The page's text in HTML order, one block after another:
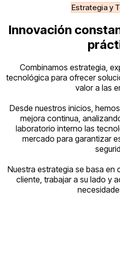
Estrategia y
Innovación
Combinamos estrategia,
tecnológica para ofrecer
valor a las
Desde nuestros inicios,
mejora continua,
laboratorio interno las
mercado para garantizar
Nuestra estrategia se basa
cliente, trabajar a su lado y